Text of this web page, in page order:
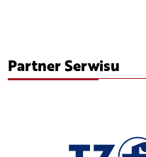
Partner Serwisu